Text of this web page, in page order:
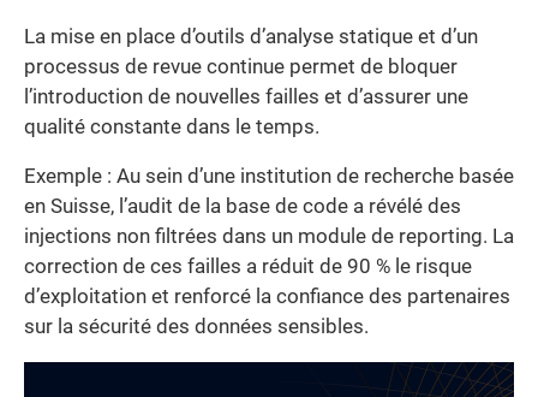
La mise en place d’outils d’analyse statique et d’un
processus de revue continue permet de bloquer
l’introduction de nouvelles failles et d’assurer une
qualité constante dans le temps.
Exemple : Au sein d’une institution de recherche basée
en Suisse, l’audit de la base de code a révélé des
injections non filtrées dans un module de reporting. La
correction de ces failles a réduit de 90 % le risque
d’exploitation et renforcé la confiance des partenaires
sur la sécurité des données sensibles.